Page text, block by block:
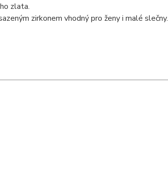
zlata.
zirkonem vhodný pro ženy i malé slečny.